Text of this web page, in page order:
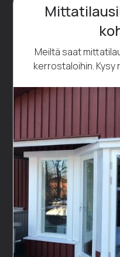
Meiltä saat
kerrostaloihin.